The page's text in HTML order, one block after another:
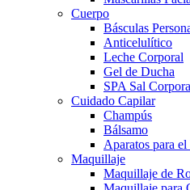
Cuerpo
Básculas
Anticelulítico
Leche Corporal
Gel de Ducha
SPA Sal
Cuidado Capilar
Champús
Bálsamo
Aparatos para el
Maquillaje
Maquillaje de